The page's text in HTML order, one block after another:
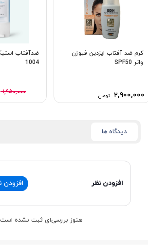
کرم ضد آفتاب ایزدین فیوژن
واتر SPF50
۲,۹۰۰,۰۰۰ تومان
ضدآفتاب
1004
۱,۹۵۰,۰۰۰
دیدگاه ها
افزودن نظر افزودن
هنوز بررسی‌ای ثبت نشده